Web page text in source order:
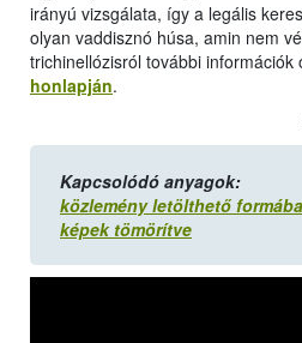
irányú vizsgálata, így a legális
olyan vaddisznó húsa, amin nem
trichinellózisról további információk
honlapján.
Kapcsolódó anyagok:
közlemény letölthető
képek tömörítve